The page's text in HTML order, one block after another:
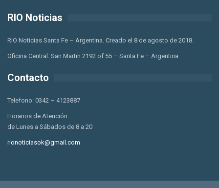
RIO Noticias
RIO Noticias Santa Fe – Argentina. Creado el 8 de agosto de 2018.
Oficina Central: San Martin 2192 of 55 – Santa Fe – Argentina
Contacto
Telefono: 0342 – 4123887
Horarios de Atención:
de Lunes a Sábados de 8 a 20
rionoticiasok@gmail.com